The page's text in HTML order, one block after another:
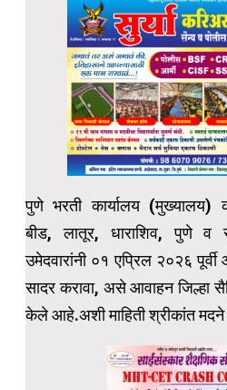
पुणे भरती कार्यालय (मुख्यालय)
बीड, लातूर, धाराशिव, पुणे व
उमेदवारांनी ०१ एप्रिल २०२६
सादर करावा, असे आवाहन जिल्हा
केले आहे.अशी माहिती श्रीकांत मदने